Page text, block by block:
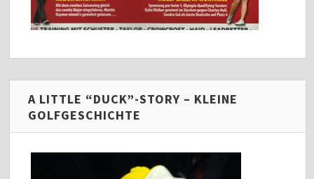
A LITTLE “DUCK”-STORY – KLEINE
GOLFGESCHICHTE